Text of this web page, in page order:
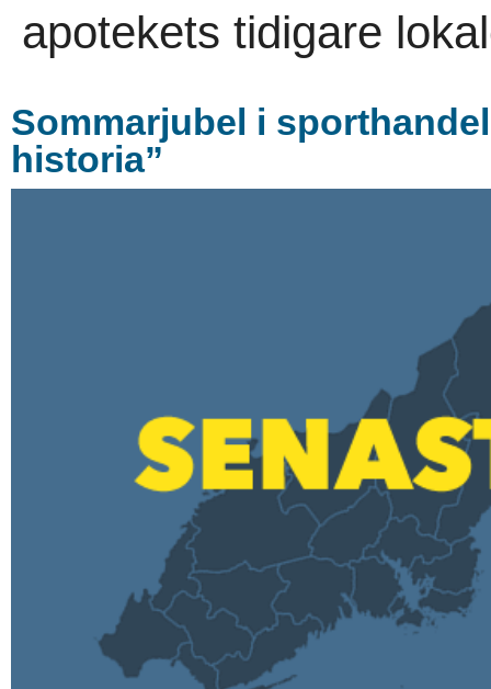
apotekets tidigare
Sommarjubel i
historia”